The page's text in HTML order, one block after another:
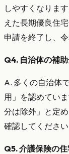
しやすくなりま
えた長期優良住
申請を終了し、
Q4. 自治体の補
A. 多くの自治体
用」を認めてい
分は除外」と定
確認してください
Q5. 介護保険の